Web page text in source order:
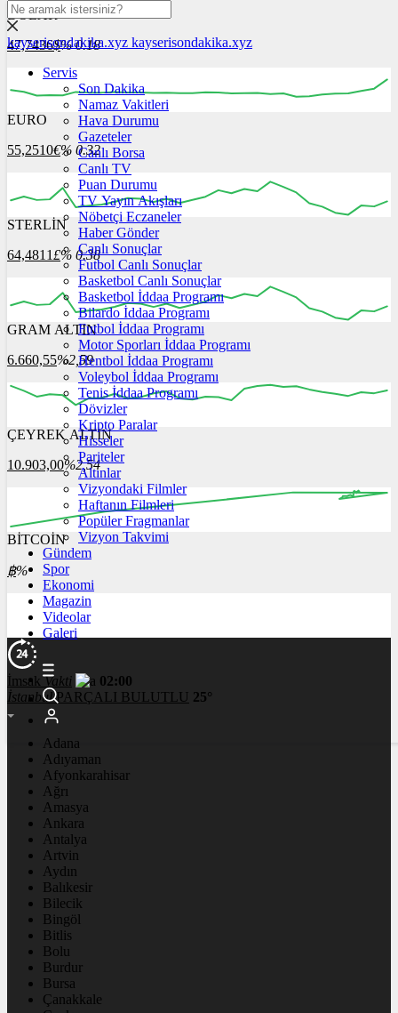
DOLAR
47,7436$% 0.18
16:00 17:00 18:00
EURO
55,2510€% 0.32
16:00 17:00 18:00
STERLİN
64,4811£% 0.38
16:00 17:00 18:00
GRAM ALTIN
6.660,55%2,59
16:00 17:00
ÇEYREK ALTIN
10.903,00%2,54
00:00 00:00
BİTCOİN
฿%
kayserisondakika.xyz kayserisondakika.xyz
Servis
Son Dakika
Namaz Vakitleri
Hava Durumu
Gazeteler
Canlı Borsa
Canlı TV
Puan Durumu
TV Yayın Akışları
Nöbetçi Eczaneler
Haber Gönder
Canlı Sonuçlar
Futbol Canlı Sonuçlar
Basketbol Canlı Sonuçlar
Basketbol İddaa Programı
Bilardo İddaa Programı
Futbol İddaa Programı
Motor Sporları İddaa Programı
Hentbol İddaa Programı
Voleybol İddaa Programı
Tenis İddaa Programı
Dövizler
Kripto Paralar
Hisseler
Pariteler
Altınlar
Vizyondaki Filmler
Haftanın Filmleri
Popüler Fragmanlar
Vizyon Takvimi
Gündem
Spor
Ekonomi
Magazin
Videolar
Galeri
İmsakVakti
02:00
İstanbul PARÇALI BULUTLU 25°
Adana
Adıyaman
Afyonkarahisar
Ağrı
Amasya
Ankara
Antalya
Artvin
Aydın
Balıkesir
Bilecik
Bingöl
Bitlis
Bolu
Burdur
Bursa
Çanakkale